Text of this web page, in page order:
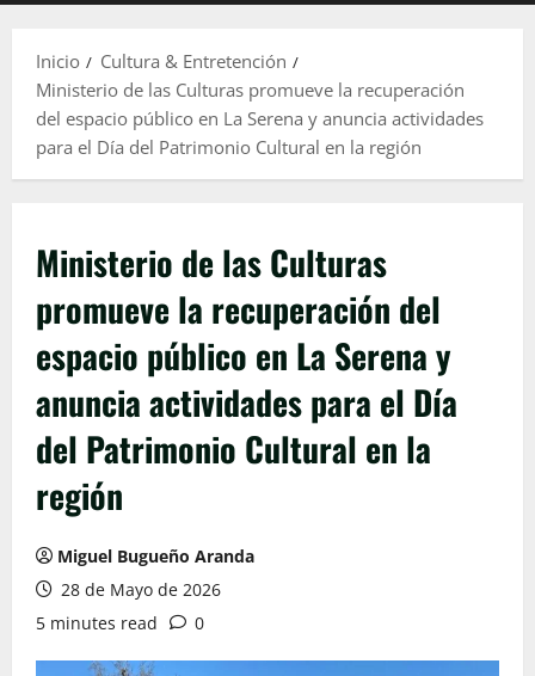
Inicio
Cultura & Entretención
Ministerio de las Culturas promueve la recuperación
del espacio público en La Serena y anuncia actividades
para el Día del Patrimonio Cultural en la región
Ministerio de las Culturas
promueve la recuperación del
espacio público en La Serena y
anuncia actividades para el Día
del Patrimonio Cultural en la
región
Miguel Bugueño Aranda
28 de Mayo de 2026
5 minutes read
0